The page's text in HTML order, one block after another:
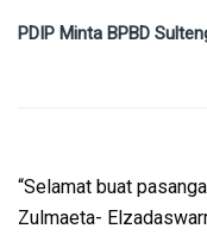
PDIP Minta BPBD
“Selamat buat
Zulmaeta-